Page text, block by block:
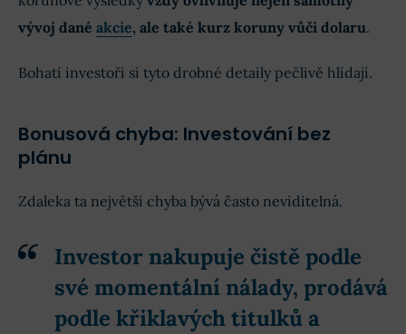
vývoj dané akcie, ale také kurz koruny vůči dolaru.
Bohatí investoři si tyto drobné detaily pečlivě hlídají.
Bonusová chyba: Investování bez
plánu
Zdaleka ta největší chyba bývá často neviditelná.
Investor nakupuje čistě podle
své momentální nálady, prodává
podle křiklavých titulků a